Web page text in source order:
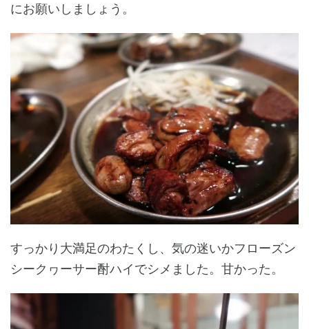
にお願いしましょう。
すっかり大満足のわたくし、気の迷いかフローズン
シークヮーサー酎ハイでシメました。甘かった。